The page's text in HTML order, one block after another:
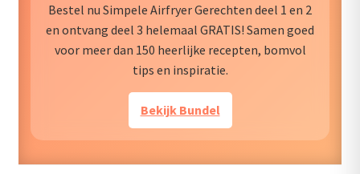
Bestel nu Simpele Airfryer Gerechten deel 1 en 2
en ontvang deel 3 helemaal GRATIS! Samen goed
voor meer dan 150 heerlijke recepten, bomvol
tips en inspiratie.
Bekijk Bundel